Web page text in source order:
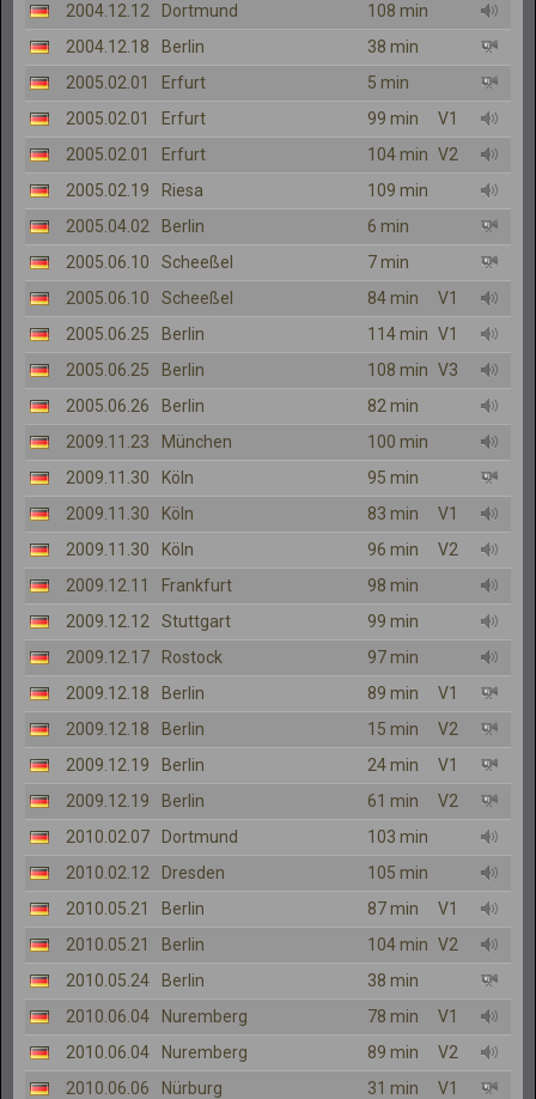
2004.12.12
Dortmund
108 min
2004.12.18
Berlin
38 min
2005.02.01
Erfurt
5 min
2005.02.01
Erfurt 99 min
V1
2005.02.01
Erfurt 104 min V2
2005.02.19
Riesa
109 min
2005.04.02
Berlin
6 min
2005.06.10
Scheeßel
7 min
2005.06.10
Scheeßel 84 min
V1
2005.06.25
Berlin 114 min V1
2005.06.25
Berlin 108 min V3
2005.06.26
Berlin
82 min
2009.11.23
München
100 min
2009.11.30
Köln
95 min
2009.11.30
Köln 83 min
V1
2009.11.30
Köln 96 min
V2
2009.12.11
Frankfurt
98 min
2009.12.12
Stuttgart
99 min
2009.12.17
Rostock
97 min
2009.12.18
Berlin 89 min
V1
2009.12.18
Berlin 15 min
V2
2009.12.19
Berlin 24 min
V1
2009.12.19
Berlin 61 min
V2
2010.02.07
Dortmund
103 min
2010.02.12
Dresden
105 min
2010.05.21
Berlin 87 min
V1
2010.05.21
Berlin 104 min V2
2010.05.24
Berlin
38 min
2010.06.04
Nuremberg 78 min
V1
2010.06.04
Nuremberg 89 min
V2
2010.06.06
Nürburg 31 min
V1